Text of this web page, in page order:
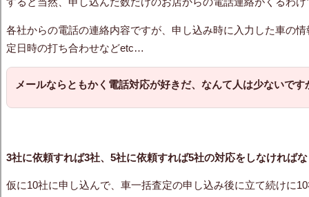
各社からの電話の連絡内容ですが、申し込み時に入力した車の
定日時の打ち合わせなどetc…
メールならともかく電話対応が好きだ、なんて人は少ないです
3社に依頼すれば3社、5社に依頼すれば5社の対応をしなければ
仮に10社に申し込んで、車一括査定の申し込み後に立て続けに